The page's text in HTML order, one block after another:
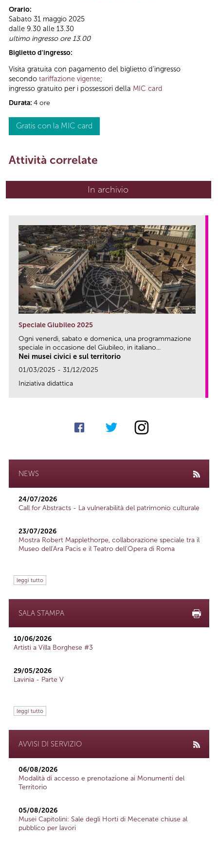
Orario:
Sabato 31 maggio 2025
dalle 9.30 alle 13.30
ultimo ingresso ore 13.00
Biglietto d'ingresso:
Visita gratuita con pagamento del biglietto d’ingresso
secondo tariffazione vigente;
ingresso gratuito per i possessori della MIC card
Durata: 4 ore
Gratis con la MIC card
Attività correlate
In archivio
Speciale Giubileo 2025
Ogni venerdì, sabato e domenica, una programmazione
speciale in occasione del Giubileo, in italiano...
Nei musei civici e sul territorio
01/03/2025 - 31/12/2025
Iniziativa didattica
NEWS
24/07/2026
Call for Abstracts - La vulnerabilità del patrimonio culturale
23/07/2026
Mostra Robert Mapplethorpe, collaborazione speciale tra il
Museo dell'Ara Pacis e il Teatro dell'Opera di Roma
leggi tutto
SALA STAMPA
10/06/2026
Artisti a Villa Borghese #3
29/05/2026
Lavinia - Parte V
leggi tutto
AVVISI DI SERVIZIO
06/08/2026
Modalità di accesso e prenotazione ai Monumenti del
Territorio
05/08/2026
Musei Capitolini: Sale degli Horti di Mecenate chiuse al
pubblico per lavori